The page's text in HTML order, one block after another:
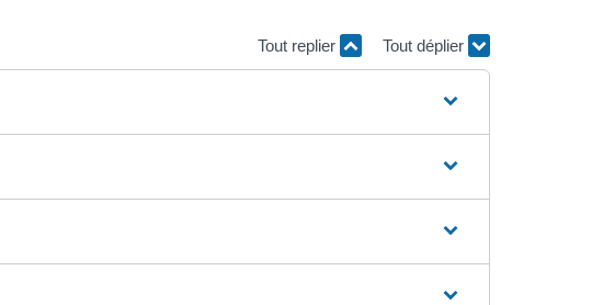
Tout replier Tout déplier